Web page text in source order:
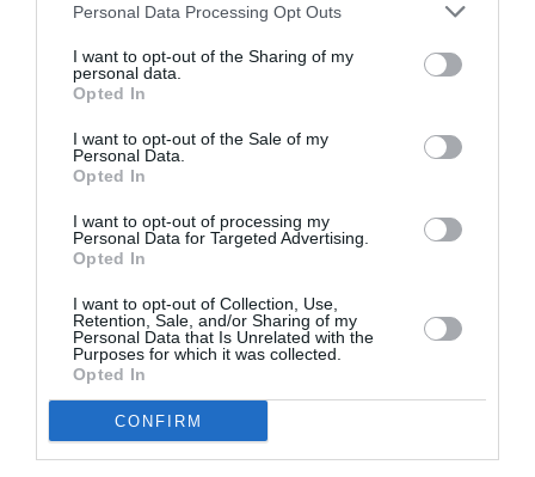
Personal Data Processing Opt Outs
I want to opt-out of the Sharing of my
personal data.
Opted In
I want to opt-out of the Sale of my
Personal Data.
Opted In
I want to opt-out of processing my
Personal Data for Targeted Advertising.
Opted In
I want to opt-out of Collection, Use,
Retention, Sale, and/or Sharing of my
Personal Data that Is Unrelated with the
Purposes for which it was collected.
Opted In
CONFIRM
– ricorda l’Inps – il datore di lavoro è tenuto al
pagamento dei trimestri già scaduti entro 30
giorni dalla data di invio dei bollettini. Entro tale
termine non verrà applicata alcuna sanzione per
ritardato versamento”.
Elvio Pasca
Articolo precedente
Colf. Bollettini in ritardo, le famiglie non si
preoccupino
Return Information Project and vulnerable
groups